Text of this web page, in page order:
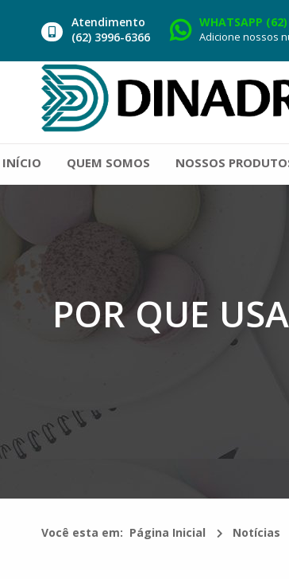
WHATSAPP
Adicione nossos
Atendimento
(62) 3996-6366
INÍCIO QUEM SOMOS NOSSOS
POR QUE
Você esta em: Página Inicial Notícias